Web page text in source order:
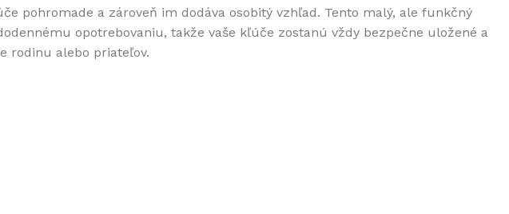
pohromade a zároveň im dodáva osobitý vzhľad. Tento malý, ale funkčný
opotrebovaniu, takže vaše kľúče zostanú vždy bezpečne uložené a
rodinu alebo priateľov.